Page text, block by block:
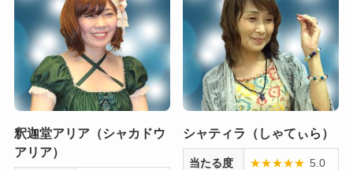
釈迦堂アリア（シャカドウ
アリア）
シャティラ（しゃてぃら）
当たる度 ★★★★★ 5.0